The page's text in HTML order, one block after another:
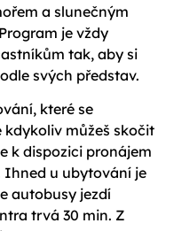
a slunečným
je vždy
tak, aby si
svých představ.
které se
kdykoliv můžeš skočit
k dispozici pronájem
Ihned u ubytování je
autobusy jezdí
trvá 30 min. Z